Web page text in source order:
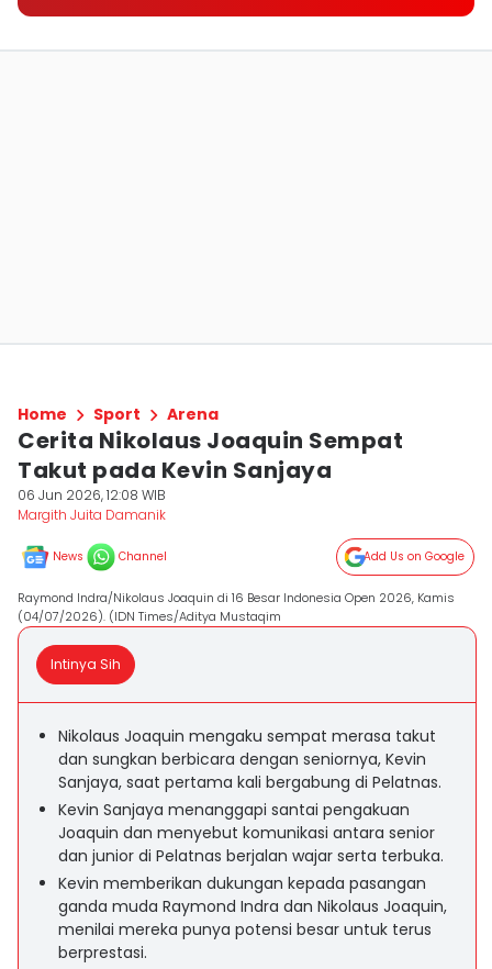
Home Sport Arena
Cerita Nikolaus Joaquin Sempat
Takut pada Kevin Sanjaya
06 Jun 2026, 12:08 WIB
Margith Juita Damanik
News Channel Add Us on Google
Raymond Indra/Nikolaus Joaquin di 16 Besar Indonesia Open 2026, Kamis
(04/07/2026). (IDN Times/Aditya Mustaqim
Intinya Sih
Nikolaus Joaquin mengaku sempat merasa takut
dan sungkan berbicara dengan seniornya, Kevin
Sanjaya, saat pertama kali bergabung di Pelatnas.
Kevin Sanjaya menanggapi santai pengakuan
Joaquin dan menyebut komunikasi antara senior
dan junior di Pelatnas berjalan wajar serta terbuka.
Kevin memberikan dukungan kepada pasangan
ganda muda Raymond Indra dan Nikolaus Joaquin,
menilai mereka punya potensi besar untuk terus
berprestasi.